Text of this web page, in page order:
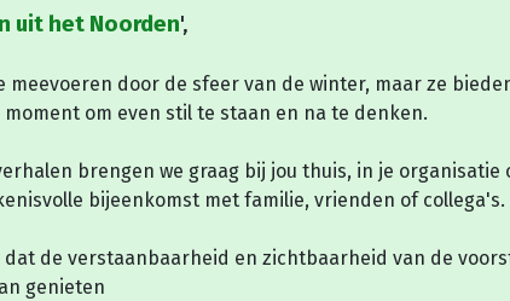
uit het Noorden',
meevoeren door de sfeer van de winter, maar ze
om even stil te staan en na te denken.
brengen we graag bij jou thuis, in je
bijeenkomst met familie, vrienden of collega's.
dat de verstaanbaarheid en zichtbaarheid van de
genieten